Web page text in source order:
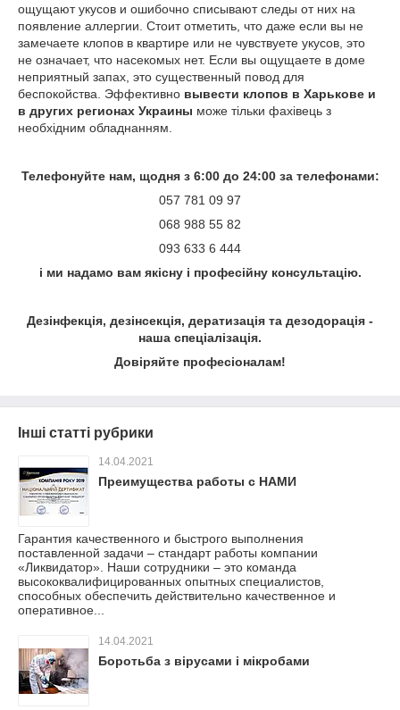
ощущают укусов и ошибочно списывают следы от них на
появление аллергии. Стоит отметить, что даже если вы не
замечаете клопов в квартире или не чувствуете укусов, это
не означает, что насекомых нет. Если вы ощущаете в доме
неприятный запах, это существенный повод для
беспокойства. Эффективно вывести клопов в Харькове и
в других регионах Украины може тільки фахівець з
необхідним обладнанням.
Телефонуйте нам, щодня з 6:00 до 24:00 за телефонами:
057 781 09 97
068 988 55 82
093 633 6 444
і ми надамо вам якісну і професійну консультацію.
Дезінфекція, дезінсекція, дератизація та дезодорація -
наша спеціалізація.
Довіряйте професіоналам!
Інші статті рубрики
14.04.2021
Преимущества работы с НАМИ
Гарантия качественного и быстрого выполнения
поставленной задачи – стандарт работы компании
«Ликвидатор». Наши сотрудники – это команда
высококвалифицированных опытных специалистов,
способных обеспечить действительно качественное и
оперативное...
14.04.2021
Боротьба з вірусами і мікробами